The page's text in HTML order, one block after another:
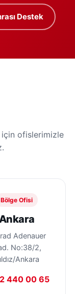
Destek
için ofislerimizle
Bölge Ofisi
Adenauer
No:38/2,
Ankara
440 00 65